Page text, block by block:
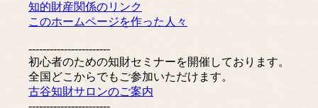
知的財産関係のリンク
このホームページを作った人々
-----------------------
初心者のための知財セミナーを開催しております。
全国どこからでもご参加いただけます。
古谷知財サロンのご案内
-----------------------